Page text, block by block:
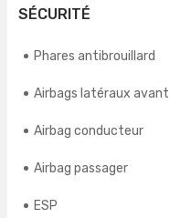
SÉCURITÉ
Phares antibrouillard
Airbags latéraux avant
Airbag conducteur
Airbag passager
ESP